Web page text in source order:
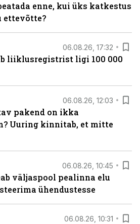
enne, kui üks katkestus
ettevõtte?
06.08.26, 17:32
liiklusregistrist ligi 100 000
06.08.26, 12:03
pakend on ikka
Uuring kinnitab, et mitte
06.08.26, 10:45
väljaspool pealinna elu
ühendustesse
06.08.26, 10:31